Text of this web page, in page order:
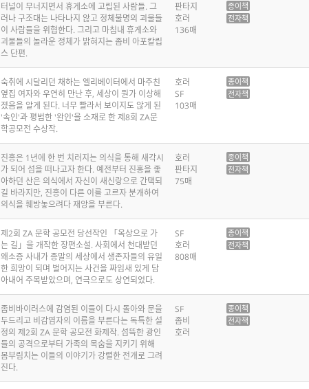
터널이 무너지면서 휴게소에 고립된 사람들. 그
러나 구조대는 나타나지 않고 정체불명의 괴물들
이 사람들을 위협한다. 그리고 마침내 휴게소와
괴물들의 놀라운 정체가 밝혀지는 좀비 아포칼립
스 단편.
판타지
호러
136매
종이책
전자책
숙취에 시달리던 채하는 엘리베이터에서 마주친
옆집 여자와 우연히 만난 후, 세상이 뭔가 이상해
졌음을 알게 된다. 너무 빨라서 보이지도 않게 된
'속인'과 평범한 '완인'을 소재로 한 제8회 ZA문
학공모전 수상작.
호러
SF
103매
종이책
전자책
진홍은 1년에 한 번 치러지는 의식을 통해 새각시
가 되어 섬을 떠나고자 한다. 예전부터 진홍을 좋
아하던 산은 의식에서 자신이 새신랑으로 간택되
길 바라지만, 진홍이 다른 이를 고르자 분개하여
의식을 훼방놓으려다 재앙을 부른다.
호러
판타지
75매
종이책
전자책
제2회 ZA 문학 공모전 당선작인 「옥상으로 가
는 길」을 개작한 장편소설. 사회에서 천대받던
왜소증 사내가 종말의 세상에서 생존자들의 유일
한 희망이 되며 벌어지는 사건을 짜임새 있게 담
아내어 주목받았으며, 연극으로도 상연되었다.
SF
호러
808매
종이책
전자책
좀비바이러스에 감염된 이들이 다시 돌아와 문을
두드리고 비감염자의 이름을 부른다는 독특한 설
정의 제2회 ZA 문학 공모전 화제작. 섬뜩한 광인
들의 공격으로부터 가족의 목숨을 지키기 위해
몸부림치는 이들의 이야기가 강렬한 전개로 그려
진다.
SF
좀비
호러
종이책
전자책